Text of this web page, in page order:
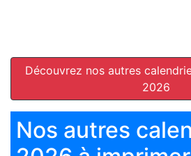
Découvrez nos autres
2026
Nos autres